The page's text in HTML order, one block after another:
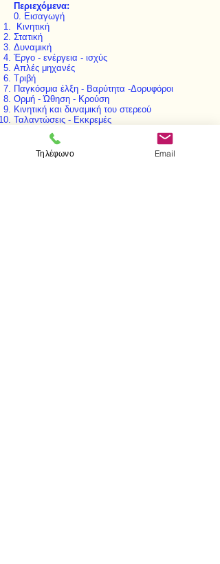
Περιεχόμενα:
0. Εισαγωγή
Κινητική
Στατική
Δυναμική
Έργο - ενέργεια - ισχύς
Απλές μηχανές
Τριβή
Παγκόσμια έλξη - Βαρύτητα -Δορυφόροι
Ορμή - Ώθηση - Κρούση
Κινητική και δυναμική του στερεού
Ταλαντώσεις - Εκκρεμές
Κινούμενα συστήματα αναφοράς
Υδροστατική
Αεροσττική
Δυναμική των ρευστών
Τηλέφωνο Email